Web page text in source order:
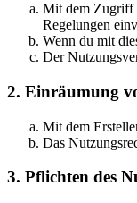
Mit dem Zugriff
Regelungen
Wenn du mit
Der
2. Einräumung
Mit dem
Das
3. Pflichten des